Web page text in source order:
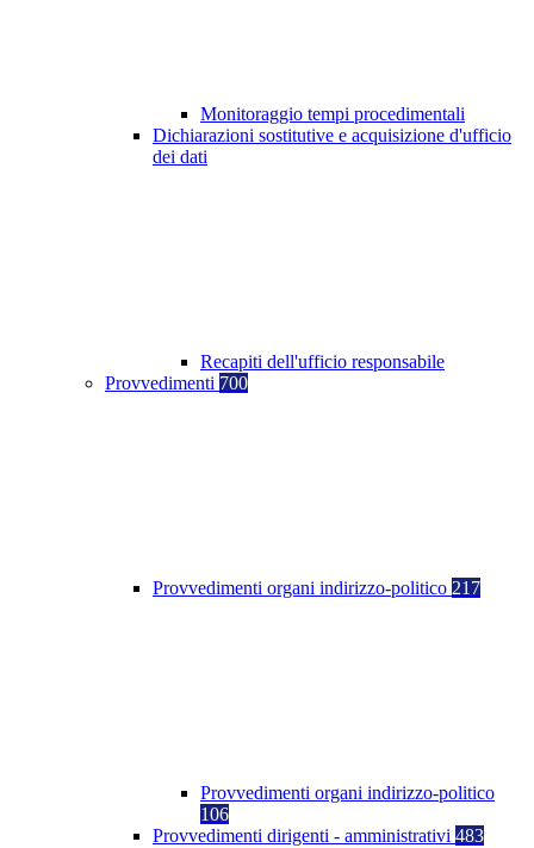
Monitoraggio tempi procedimentali
Dichiarazioni sostitutive e acquisizione d'ufficio
dei dati
Recapiti dell'ufficio responsabile
Provvedimenti 700
Provvedimenti organi indirizzo-politico 217
Provvedimenti organi indirizzo-politico
106
Provvedimenti dirigenti - amministrativi 483